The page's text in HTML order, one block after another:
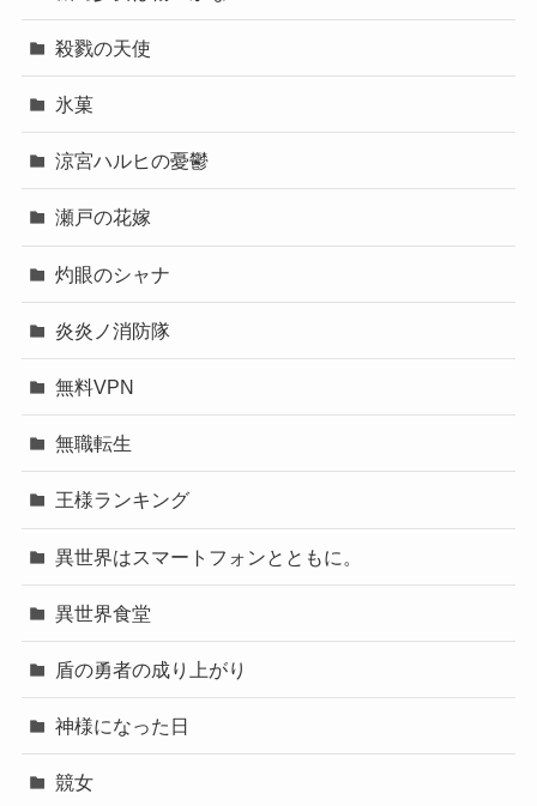
殺戮の天使
氷菓
涼宮ハルヒの憂鬱
瀬戸の花嫁
灼眼のシャナ
炎炎ノ消防隊
無料VPN
無職転生
王様ランキング
異世界はスマートフォンとともに。
異世界食堂
盾の勇者の成り上がり
神様になった日
競女